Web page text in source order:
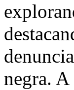
negra. A